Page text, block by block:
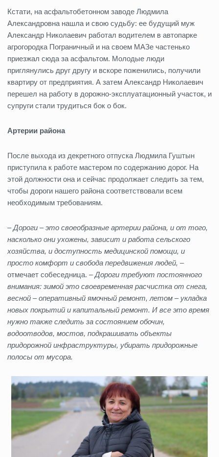
Кстати, на асфальтобетонном заводе Людмила
Александровна нашла и свою судьбу: ее будущий муж
Александр Николаевич работал водителем в автопарке
агрогородка Пограничный и на своем МАЗе частенько
приезжал сюда за асфальтом. Молодые люди
приглянулись друг другу и вскоре поженились, получили
квартиру от предприятия. А затем Александр Николаевич
перешел на работу в дорожно-эксплуатационный участок, и
супруги стали трудиться бок о бок.
Артерии района
После выхода из декретного отпуска Людмила Гуштын
приступила к работе мастером по содержанию дорог. На
этой должности она и сейчас продолжает следить за тем,
чтобы дороги нашего района соответствовали всем
необходимым требованиям.
– Дороги – это своеобразные артерии района, и от того,
насколько они ухожены, зависит и работа сельского
хозяйства, и доступность медицинской помощи, и
просто комфорт и свобода передвижения людей, –
отмечает собеседница. –Дороги требуют постоянного
внимания: зимой это своевременная расчистка от снега,
весной – оперативный ямочный ремонт, летом – укладка
новых покрытий и капитальный ремонт. И все это время
нужно также следить за состоянием обочин,
водоотводов, мостов, подкрашивать объекты
придорожной инфраструктуры, убирать придорожные
полосы от мусора.